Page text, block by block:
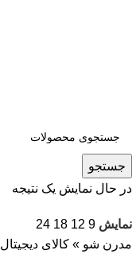
جستجو
در حال نمایش یک نتیجه
نمایش 9
12
18
24
مدرن شو » کالای دیجیتال